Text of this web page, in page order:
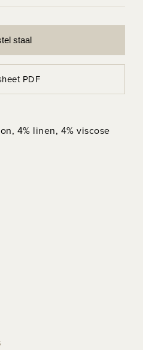
staal
PDF
4% linen, 4% viscose